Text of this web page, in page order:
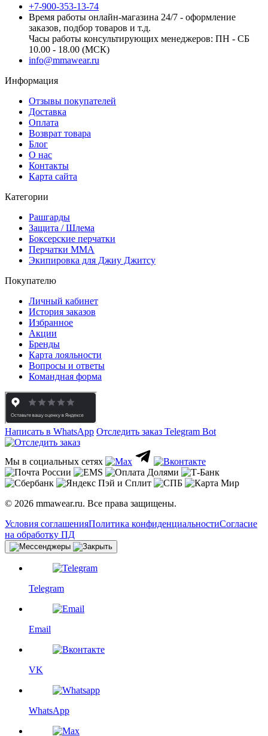
+7-900-353-13-74
Время работы онлайн-магазина 24/7 - оформление
заказов, подбор товаров и т.д.
Часы работы консультирующих менеджеров: ПН - СБ
10.00 - 18.00 (МСК)
info@mmawear.ru
Информация
Отзывы покупателей
Доставка
Оплата
Возврат товара
Блог
О нас
Контакты
Карта сайта
Категории
Рашгарды
Защита / Шлема
Боксерские перчатки
Перчатки ММА
Экипировка для Джиу Джитсу
Покупателю
Личный кабинет
История заказов
Избранное
Акции
Бренды
Карта лояльности
Вопросы и ответы
Командная форма
Написать в WhatsApp Отследить заказ Telegram Bot
Мы в социальных сетях
© 2026 mmawear.ru. Все права защищены.
Условия соглашенияПолитика конфиденциальностиСогласие
на обработку ПД
Telegram
Email
VK
WhatsApp